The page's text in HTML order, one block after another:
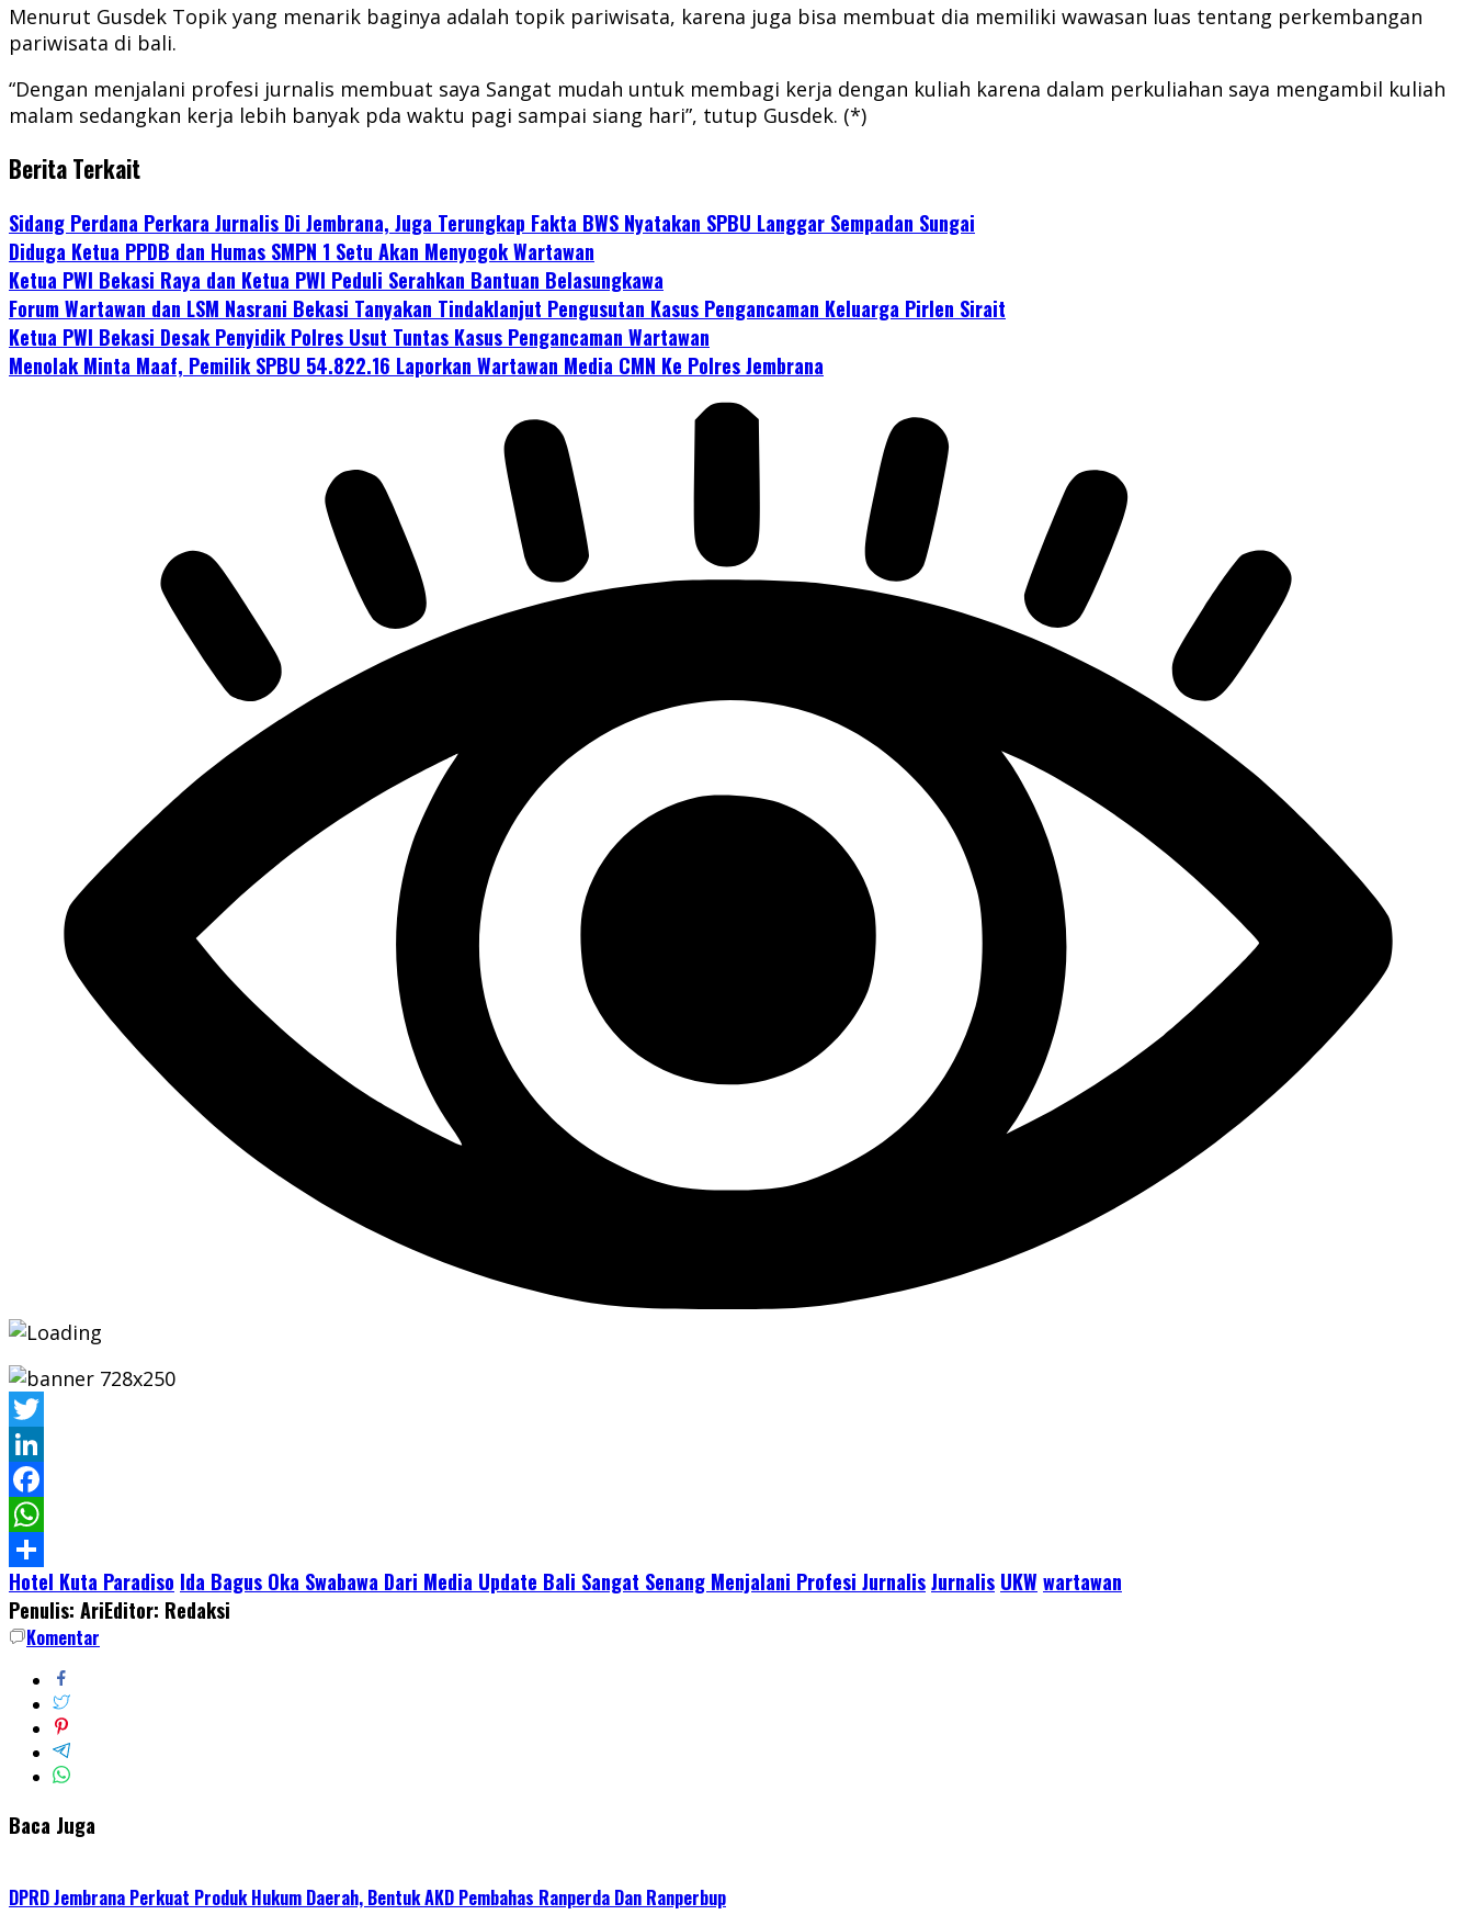
Menurut Gusdek Topik yang menarik baginya adalah topik pariwisata, karena juga bisa membuat dia memiliki wawasan luas tentang perkembangan
pariwisata di bali.
“Dengan menjalani profesi jurnalis membuat saya Sangat mudah untuk membagi kerja dengan kuliah karena dalam perkuliahan saya mengambil kuliah
malam sedangkan kerja lebih banyak pda waktu pagi sampai siang hari”, tutup Gusdek. (*)
Berita Terkait
Sidang Perdana Perkara Jurnalis Di Jembrana, Juga Terungkap Fakta BWS Nyatakan SPBU Langgar Sempadan Sungai
Diduga Ketua PPDB dan Humas SMPN 1 Setu Akan Menyogok Wartawan
Ketua PWI Bekasi Raya dan Ketua PWI Peduli Serahkan Bantuan Belasungkawa
Forum Wartawan dan LSM Nasrani Bekasi Tanyakan Tindaklanjut Pengusutan Kasus Pengancaman Keluarga Pirlen Sirait
Ketua PWI Bekasi Desak Penyidik Polres Usut Tuntas Kasus Pengancaman Wartawan
Menolak Minta Maaf, Pemilik SPBU 54.822.16 Laporkan Wartawan Media CMN Ke Polres Jembrana
Twitter
LinkedIn
Facebook
WhatsApp
Share
Hotel Kuta Paradiso Ida Bagus Oka Swabawa Dari Media Update Bali Sangat Senang Menjalani Profesi JurnalisJurnalis UKW wartawan
Penulis: AriEditor: Redaksi
Komentar
Baca Juga
DPRD Jembrana Perkuat Produk Hukum Daerah, Bentuk AKD Pembahas Ranperda Dan Ranperbup